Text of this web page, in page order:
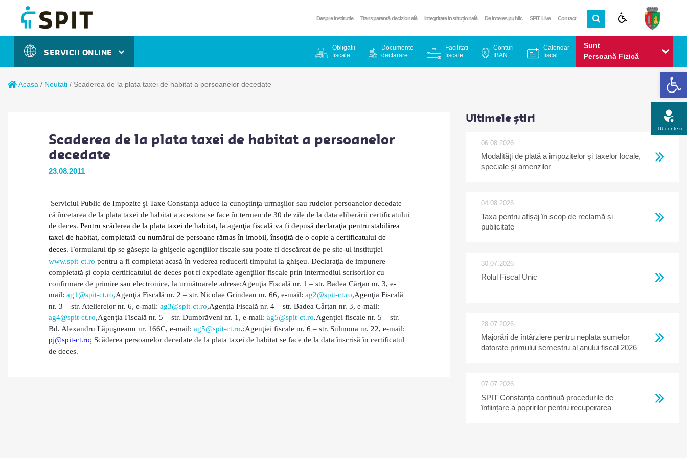
Despre institutie Transparență decizională Integritate instituțională De interes public SPIT Live Contact
SERVICII ONLINE
Sunt
Persoană Fizică
Obligatii
fiscale
Documente
declarare
Facilitati
fiscale
Conturi
IBAN
Calendar
fiscal
Acasa / Noutati / Scaderea de la plata taxei de habitat a persoanelor decedate
Scaderea de la plata taxei de habitat a persoanelor
decedate
23.08.2011
Serviciul Public de Impozite şi Taxe Constanţa aduce la cunoştinţa urmaşilor sau rudelor persoanelor decedate
că încetarea de la plata taxei de habitat a acestora se face în termen de 30 de zile de la data eliberării certificatului
de deces. Pentru scăderea de la plata taxei de habitat, la agenţia fiscală va fi depusă declaraţia pentru stabilirea
taxei de habitat, completată cu numărul de persoane rămas în imobil, însoţită de o copie a certificatului de
deces. Formularul tip se găseşte la ghişeele agenţiilor fiscale sau poate fi descărcat de pe site-ul instituţiei
www.spit-ct.ro pentru a fi completat acasă în vederea reducerii timpului la ghişeu. Declaraţia de impunere
completată şi copia certificatului de deces pot fi expediate agenţiilor fiscale prin intermediul scrisorilor cu
confirmare de primire sau electronice, la următoarele adrese:Agenţia Fiscală nr. 1 – str. Badea Cârţan nr. 3, e-
mail: ag1@spit-ct.ro,Agenţia Fiscală nr. 2 – str. Nicolae Grindeau nr. 66, e-mail: ag2@spit-ct.ro,Agenţia Fiscală
nr. 3 – str. Atelierelor nr. 6, e-mail: ag3@spit-ct.ro,Agenţia Fiscală nr. 4 – str. Badea Cârţan nr. 3, e-mail:
ag4@spit-ct.ro,Agenţia Fiscală nr. 5 – str. Dumbrăveni nr. 1, e-mail: ag5@spit-ct.ro.Agenţiei fiscale nr. 5 – str.
Bd. Alexandru Lăpuşneanu nr. 166C, e-mail: ag5@spit-ct.ro.;Agenţiei fiscale nr. 6 – str. Sulmona nr. 22, e-mail:
pj@spit-ct.ro; Scăderea persoanelor decedate de la plata taxei de habitat se face de la data înscrisă în certificatul
de deces.
Ultimele știri
06.08.2026
Modalități de plată a impozitelor și taxelor locale,
speciale și amenzilor
04.08.2026
Taxa pentru afișaj în scop de reclamă și
publicitate
30.07.2026
Rolul Fiscal Unic
28.07.2026
Majorări de întârziere pentru neplata sumelor
datorate primului semestru al anului fiscal 2026
07.07.2026
SPIT Constanța continuă procedurile de
înființare a popririlor pentru recuperarea
TU contezi
Opinia ta
Apel gratuit
Newsletter
Program